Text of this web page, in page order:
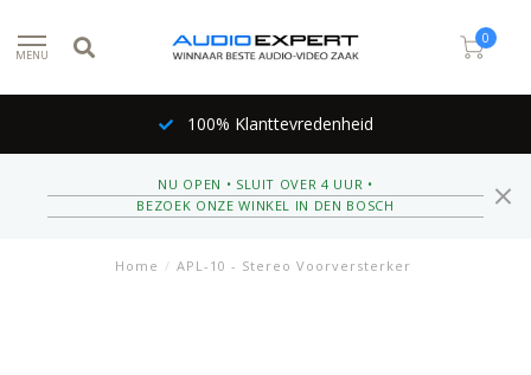
MENU
0
100% Klanttevredenheid
NU OPEN • SLUIT OVER 4 UUR •
BEZOEK ONZE WINKEL IN DEN BOSCH
Home / APL-10 - Stereo Voorversterker